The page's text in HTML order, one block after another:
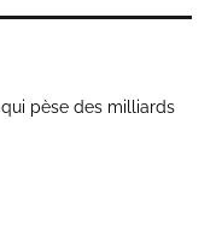
qui pèse des milliards